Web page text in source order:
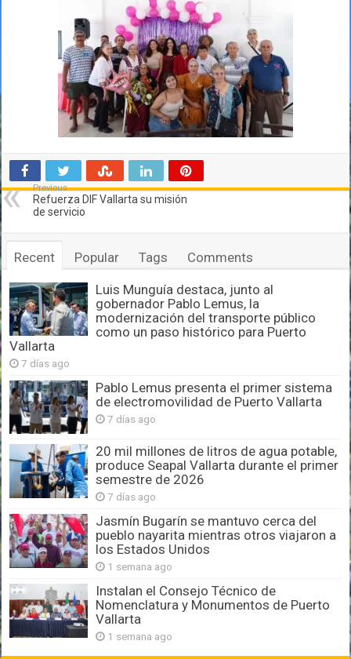
Previous
Refuerza DIF Vallarta su misión
de servicio
Recent Popular Tags Comments
Luis Munguía destaca, junto al
gobernador Pablo Lemus, la
modernización del transporte público
como un paso histórico para Puerto
Vallarta
7 días ago
Pablo Lemus presenta el primer sistema
de electromovilidad de Puerto Vallarta
7 días ago
20 mil millones de litros de agua potable,
produce Seapal Vallarta durante el primer
semestre de 2026
7 días ago
Jasmín Bugarín se mantuvo cerca del
pueblo nayarita mientras otros viajaron a
los Estados Unidos
1 semana ago
Instalan el Consejo Técnico de
Nomenclatura y Monumentos de Puerto
Vallarta
1 semana ago